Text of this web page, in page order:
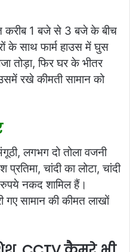
करीब 1 बजे से 3 बजे के बीच
के साथ फार्म हाउस में घुस
तोड़ा, फिर घर के भीतर
रखे कीमती सामान को
लगभग दो तोला वजनी
प्रतिमा, चांदी का लोटा, चांदी
नकद शामिल हैं।
गए सामान की कीमत लाखों